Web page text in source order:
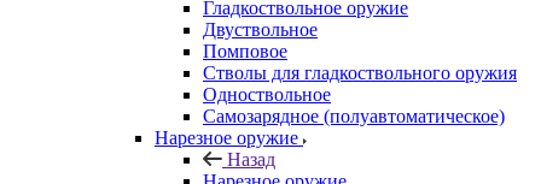
Гладкоствольное оружие
Двуствольное
Помповое
Стволы для гладкоствольного оружия
Одноствольное
Самозарядное (полуавтоматическое)
Нарезное оружие
Назад